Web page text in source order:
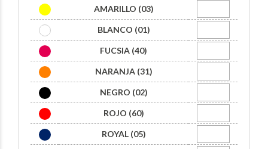
AMARILLO (03)
BLANCO (01)
FUCSIA (40)
NARANJA (31)
NEGRO (02)
ROJO (60)
ROYAL (05)